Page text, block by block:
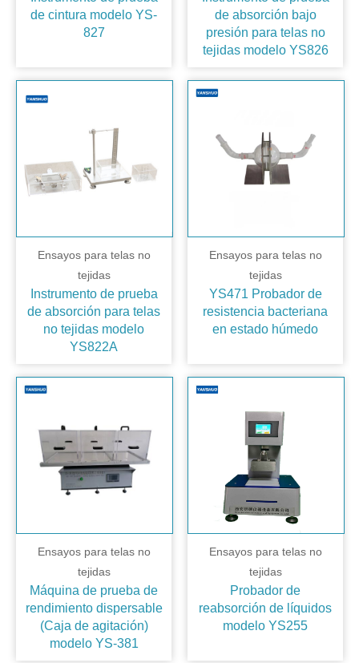
de cintura modelo YS-
827
de absorción bajo
presión para telas no
tejidas modelo YS826
Ensayos para telas no
tejidas
Instrumento de prueba
de absorción para telas
no tejidas modelo
YS822A
Ensayos para telas no
tejidas
YS471 Probador de
resistencia bacteriana
en estado húmedo
Ensayos para telas no
tejidas
Máquina de prueba de
rendimiento dispersable
(Caja de agitación)
modelo YS-381
Ensayos para telas no
tejidas
Probador de
reabsorción de líquidos
modelo YS255